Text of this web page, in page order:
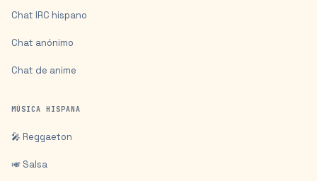
Chat IRC hispano
Chat anónimo
Chat de anime
MÚSICA HISPANA
🎤 Reggaeton
🎺 Salsa